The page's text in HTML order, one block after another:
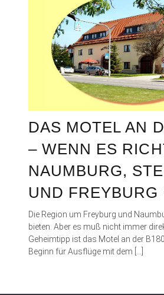
DAS MOTEL AN
– WENN ES
NAUMBURG,
UND FREYBURG
Die Region um Freyburg und
bieten. Aber es muß nicht immer
Geheimtipp ist das Motel an der
Beginn für Ausflüge mit dem […]